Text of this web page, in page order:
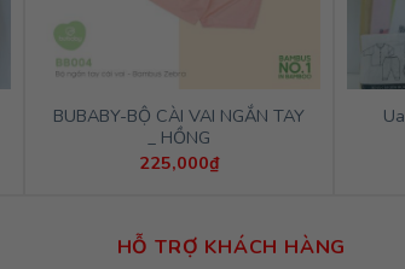
BUBABY-BỘ CÀI VAI NGẮN TAY
_ HỒNG
225,000₫
HỖ TRỢ KHÁCH HÀNG